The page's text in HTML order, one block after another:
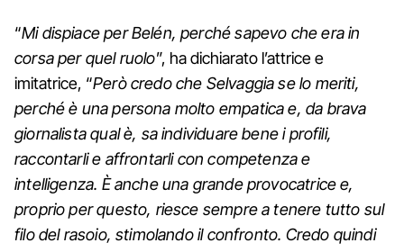
“Mi dispiace per Belén, perché sapevo che era in
corsa per quel ruolo”, ha dichiarato l’attrice e
imitatrice, “Però credo che Selvaggia se lo meriti,
perché è una persona molto empatica e, da brava
giornalista qual è, sa individuare bene i profili,
raccontarli e affrontarli con competenza e
intelligenza. È anche una grande provocatrice e,
proprio per questo, riesce sempre a tenere tutto sul
filo del rasoio, stimolando il confronto. Credo quindi